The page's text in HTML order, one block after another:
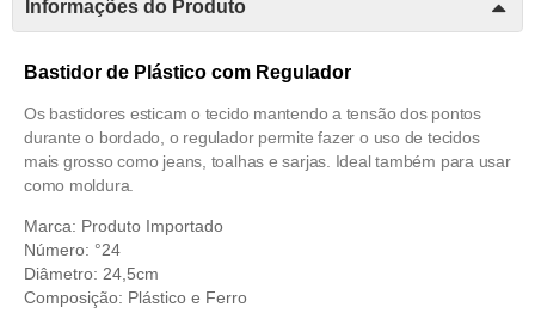
Informações do Produto
Bastidor de Plástico com Regulador
Os bastidores esticam o tecido mantendo a tensão dos pontos
durante o bordado, o regulador permite fazer o uso de tecidos
mais grosso como jeans, toalhas e sarjas. Ideal também para usar
como moldura.
Marca: Produto Importado
Número: °24
Diâmetro: 24,5cm
Composição: Plástico e Ferro